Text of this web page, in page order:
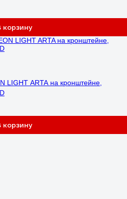
корзину
LIGHT ARTA на кронштейне,
корзину